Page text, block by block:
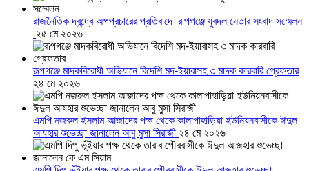
রাজনৈতিক দ্বন্দ্বে অপপ্রচারের প্রতিবাদে ‎রূপগঞ্জে যুবদল নেতার সংবাদ সম্মেলন
২৫ মে ২০২৬
রূপগঞ্জে মাদকবিরোধী অভিযানে বিদেশি মদ-ইয়াবাসহ ৩ মাদক কারবারি গ্রেফতার
২৪ মে ২০২৬
এমপি নজরুল ইসলাম আজাদের পক্ষ থেকে কালাপাহাড়িয়া ইউনিয়নবাসীকে ঈদুল
আযহার শুভেচ্ছা জানালেন আবু মুসা সিরাজী ২৪ মে ২০২৬